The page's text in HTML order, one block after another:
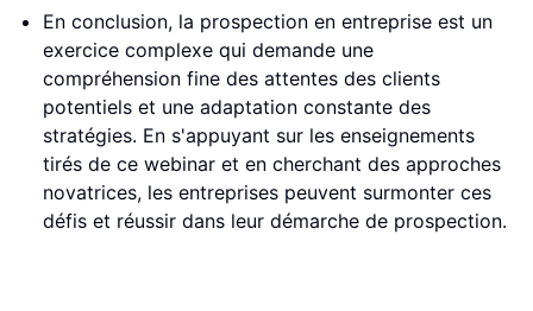
En conclusion, la prospection en entreprise est un
exercice complexe qui demande une
compréhension fine des attentes des clients
potentiels et une adaptation constante des
stratégies. En s'appuyant sur les enseignements
tirés de ce webinar et en cherchant des approches
novatrices, les entreprises peuvent surmonter ces
défis et réussir dans leur démarche de prospection.